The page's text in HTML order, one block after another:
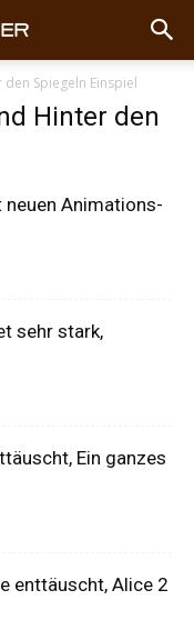
Spiegeln Einspiel
Hinter den
neuen Animations-
sehr stark,
Ein ganzes
enttäuscht, Alice 2